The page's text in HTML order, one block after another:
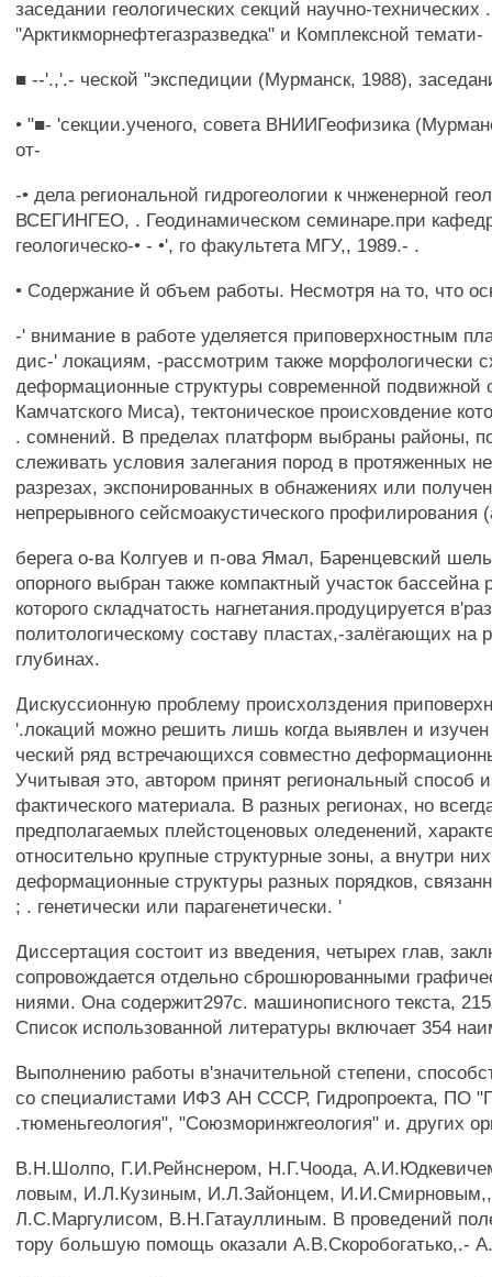
заседании геологических секций научно-технических
"Арктикморнефтегазразведка" и Комплексной темати-
■ --'.,'.- ческой "экспедиции (Мурманск, 1988),
• "■- 'секции.ученого, совета ВНИИГеофизика
от-
-• дела региональной гидрогеологии к чнженерной
ВСЕГИНГЕО, . Геодинамическом семинаре.при
геологическо-• - •', го факультета МГУ,, 1989.- .
• Содержание й объем работы. Несмотря на то, что
-' внимание в работе уделяется приповерхностным
дис-' локациям, -рассмотрим также морфологически
деформационные структуры современной подвижной
Камчатского Миса), тектоническое происховдение
. сомнений. В пределах платформ выбраны районы,
слеживать условия залегания пород в протяженных
разрезах, экспонированных в обнажениях или
непрерывного сейсмоакустического профилирования
берега о-ва Колгуев и п-ова Ямал, Баренцевский
опорного выбран также компактный участок
которого складчатость нагнетания.продуцируется
политологическому составу пластах,-залёгающих на
глубинах.
Дискуссионную проблему происхолздения
'.локаций можно решить лишь когда выявлен и
ческий ряд встречающихся совместно
Учитывая это, автором принят региональный способ
фактического материала. В разных регионах, но
предполагаемых плейстоценовых оледенений,
относительно крупные структурные зоны, а внутри
деформационные структуры разных порядков,
; . генетически или парагенетически. '
Диссертация состоит из введения, четырех глав,
сопровождается отдельно сброшюрованными
ниями. Она содержит297с. машинописного текста,
Список использованной литературы включает 354
Выполнению работы в'значительной степени,
со специалистами ИФЗ АН СССР, Гидропроекта, ПО
.тюменьгеология", "Союзморинжгеология" и. других
B.Н.Шолпо, Г.И.Рейнснером, Н.Г.Чоода,
ловым, И.Л.Кузиным, И.Л.Зайонцем, И.И.Смирновым,,
Л.С.Маргулисом, В.Н.Гатауллиным. В проведений
тору большую помощь оказали А.В.Скоробогатько,.-